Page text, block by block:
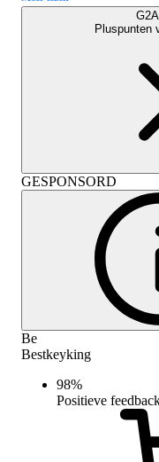
Pluspunten
GESPONSORD
Be
Bestkeyking
98%
Positieve